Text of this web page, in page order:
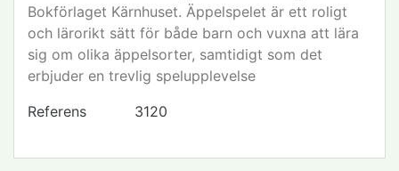
Bokförlaget Kärnhuset. Äppelspelet är ett roligt
och lärorikt sätt för både barn och vuxna att lära
sig om olika äppelsorter, samtidigt som det
erbjuder en trevlig spelupplevelse
Referens
3120